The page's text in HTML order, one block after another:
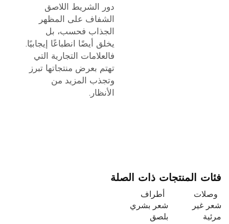
دور الشريط اللاصق
الشفاف على المظهر
الجذاب فحسب، بل
يخلق أيضًا انطباعًا إيجابيًا.
فالعلامات التجارية التي
تهتم بعرض منتجاتها تبرز
وتجذب المزيد من
الأنظار.
فئات المنتجات ذات الصلة
وصلات
شعر غير
مرئية
أطراف
شعر بشري
بلصق